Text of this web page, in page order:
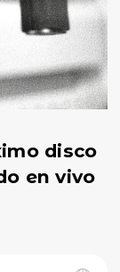
disco
en vivo